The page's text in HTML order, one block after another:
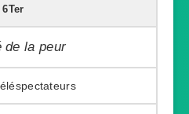
6Ter
de la peur